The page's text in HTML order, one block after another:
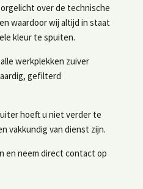
over de technische
waardoor wij altijd in staat
kleur te spuiten.
werkplekken zuiver
gefilterd
hoeft u niet verder te
vakkundig van dienst zijn.
en neem direct contact op